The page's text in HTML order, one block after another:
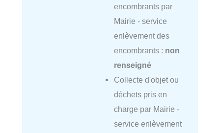
encombrants par
Mairie - service
enlèvement des
encombrants : non
renseigné
Collecte d'objet ou
déchets pris en
charge par Mairie -
service enlèvement